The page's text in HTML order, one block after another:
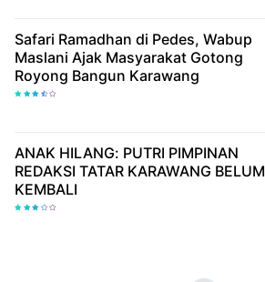
Safari Ramadhan di Pedes, Wabup
Maslani Ajak Masyarakat Gotong
Royong Bangun Karawang
ANAK HILANG: PUTRI PIMPINAN
REDAKSI TATAR KARAWANG BELUM
KEMBALI